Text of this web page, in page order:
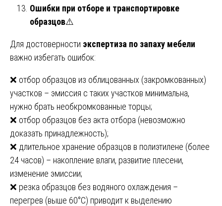
Ошибки при отборе и транспортировке
образцов⚠️
Для достоверности экспертиза по запаху мебели
важно избегать ошибок:
❌ отбор образцов из облицованных (закромкованных)
участков – эмиссия с таких участков минимальна,
нужно брать необкромкованные торцы;
❌ отбор образцов без акта отбора (невозможно
доказать принадлежность);
❌ длительное хранение образцов в полиэтилене (более
24 часов) – накопление влаги, развитие плесени,
изменение эмиссии;
❌ резка образцов без водяного охлаждения –
перегрев (выше 60°C) приводит к выделению